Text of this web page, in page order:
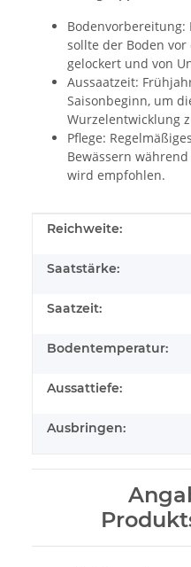
Bodenvorbereitung:
sollte der Boden
gelockert und von
Aussaatzeit:
Saisonbeginn, um
Wurzelentwicklung
Pflege:
Bewässern
wird empfohlen.
Produkteigenschaft
Wert
Reichweite:
Saatstärke:
Saatzeit:
Bodentemperatur:
Aussattiefe:
Ausbringen: